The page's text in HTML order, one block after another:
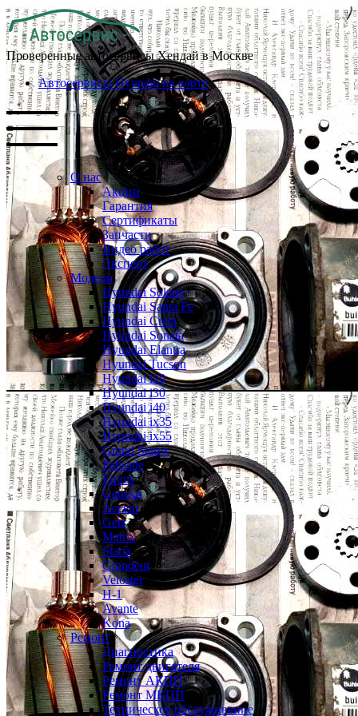
Проверенные автосервисы Хендай в Москве
Автосервисы Hyundai на карте
О нас
Акции
Гарантия
Сертификаты
Запчасти
Видео работ
Эксперт
Модели
Hyundai Solaris
Hyundai Santa Fe
Hyundai Creta
Hyundai Sonata
Hyundai Elantra
Hyundai Tucson
Hyundai i20
Hyundai i30
Hyundai i40
Hyundai ix35
Hyundai ix55
Grand Starex
Palisade
Equus
Genesis
Accent
Getz
Matrix
Staria
Grandeur
Veloster
H-1
Avante
Kona
Ремонт
Диагностика
Ремонт двигателя
Ремонт АКПП
Ремонт МКПП
Техническое обслуживание